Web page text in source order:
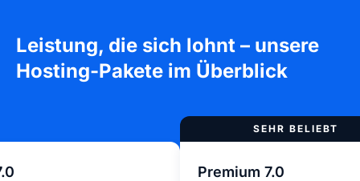
Leistung, die sich lohnt – unsere
Hosting-Pakete im Überblick
Premium 7.0